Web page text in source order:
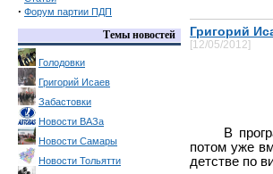
· Форум партии ПДП
Темы новостей
Голодовки
Григорий Исаев
Забастовки
Новости ВАЗа
Новости Самары
Новости Тольятти
Григорий
[12/05/2012]
В
потом уже
детстве по